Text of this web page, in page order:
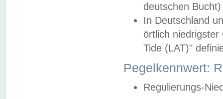
deutschen
In Deutschland
örtlich
Tide (LAT)"
Pegelkennwert:
Regulierungs-